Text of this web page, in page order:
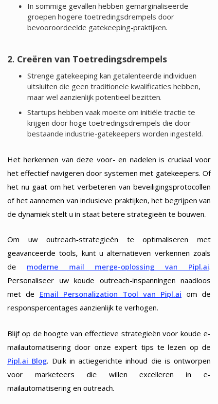
In sommige gevallen hebben gemarginaliseerde
groepen hogere toetredingsdrempels door
bevooroordeelde gatekeeping-praktijken.
2. Creëren van Toetredingsdrempels
Strenge gatekeeping kan getalenteerde individuen
uitsluiten die geen traditionele kwalificaties hebben,
maar wel aanzienlijk potentieel bezitten.
Startups hebben vaak moeite om initiële tractie te
krijgen door hoge toetredingsdrempels die door
bestaande industrie-gatekeepers worden ingesteld.
Het herkennen van deze voor- en nadelen is cruciaal voor
het effectief navigeren door systemen met gatekeepers. Of
het nu gaat om het verbeteren van beveiligingsprotocollen
of het aannemen van inclusieve praktijken, het begrijpen van
de dynamiek stelt u in staat betere strategieën te bouwen.
Om uw outreach-strategieën te optimaliseren met
geavanceerde tools, kunt u alternatieven verkennen zoals
de moderne mail merge-oplossing van Pipl.ai.
Personaliseer uw koude outreach-inspanningen naadloos
met de Email Personalization Tool van Pipl.ai om de
responspercentages aanzienlijk te verhogen.
Blijf op de hoogte van effectieve strategieën voor koude e-
mailautomatisering door onze expert tips te lezen op de
Pipl.ai Blog. Duik in actiegerichte inhoud die is ontworpen
voor marketeers die willen excelleren in e-
mailautomatisering en outreach.